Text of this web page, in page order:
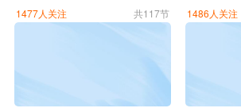
1477人关注 共117节 1486人关注